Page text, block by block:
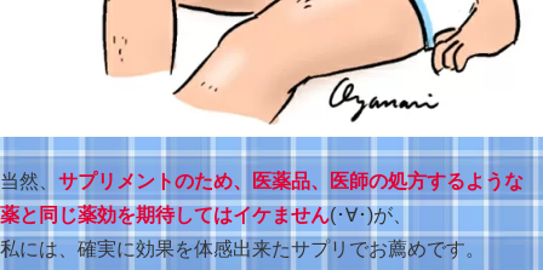
当然、 サプリメントのため、医薬品、医師の処方するような
薬と同じ薬効を期待してはイケません(･∀･)が、
私には、確実に効果を体感出来たサプリでお薦めです。